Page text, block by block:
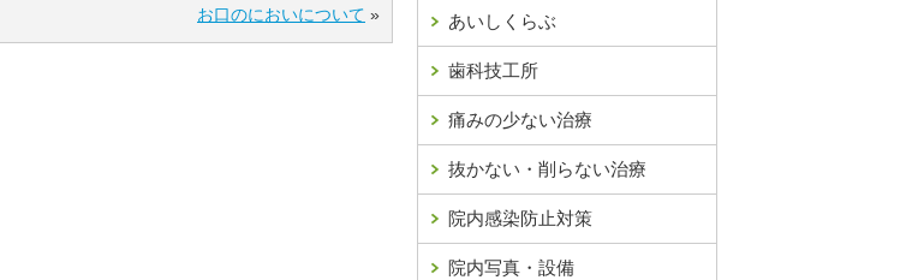
お口のにおいについて » あいしくらぶ
歯科技工所
痛みの少ない治療
抜かない・削らない治療
院内感染防止対策
院内写真・設備